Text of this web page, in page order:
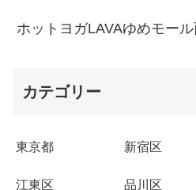
ホットヨガLAVAゆめモー
カテゴリー
東京都 新宿区
江東区 品川区